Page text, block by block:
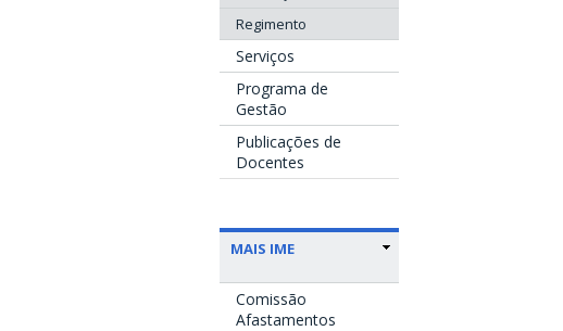
Regimento
Serviços
Programa de
Gestão
Publicações de
Docentes
MAIS IME
Comissão
Afastamentos